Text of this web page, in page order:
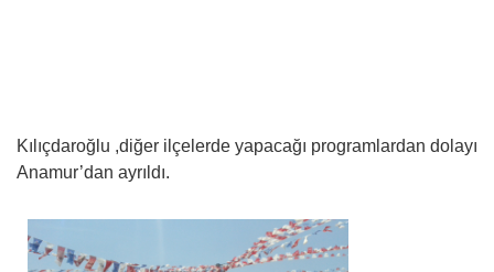
Kılıçdaroğlu ,diğer ilçelerde yapacağı programlardan dolayı
Anamur’dan ayrıldı.